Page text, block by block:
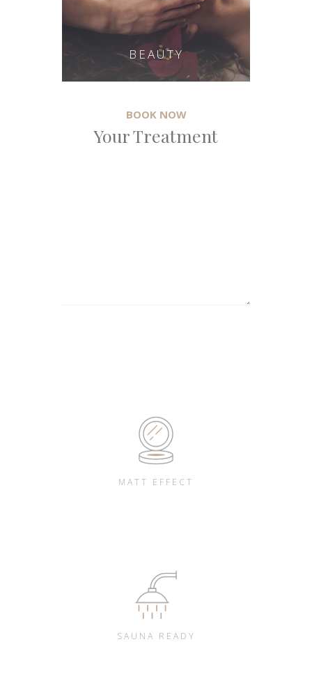
BEAUTY
BOOK NOW
Your Treatment
MATT EFFECT
SAUNA READY